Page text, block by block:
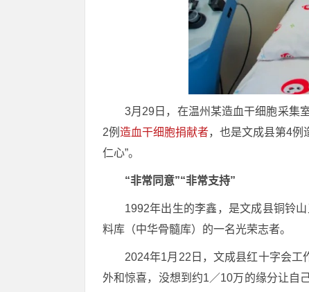
3月29日，在温州某造血干细胞采集
2例造血干细胞捐献者，也是文成县第4例
仁心”。
“非常同意”“非常支持”
1992年出生的李鑫，是文成县铜铃
料库（中华骨髓库）的一名光荣志者。
2024年1月22日，文成县红十字会工
外和惊喜，没想到约1／10万的缘分让自